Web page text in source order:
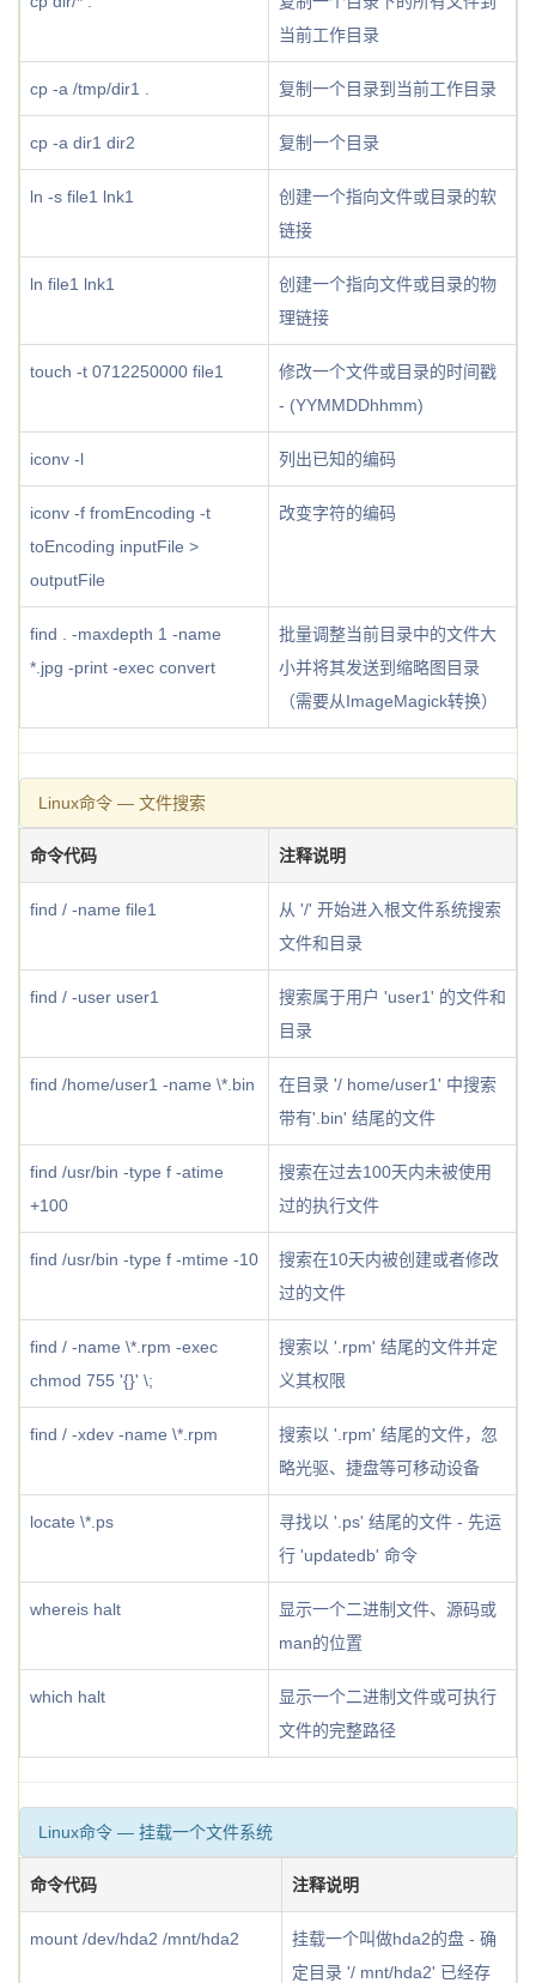
当前工作目录
cp -a /tmp/dir1 . 复制一个目录到当前工作目录
cp -a dir1 dir2 复制一个目录
ln -s file1 lnk1
创建一个指向文件或目录的软
链接
ln file1 lnk1
创建一个指向文件或目录的物
理链接
touch -t 0712250000 file1
修改一个文件或目录的时间戳
- (YYMMDDhhmm)
iconv -l 列出已知的编码
iconv -f fromEncoding -t
toEncoding inputFile >
outputFile
改变字符的编码
find . -maxdepth 1 -name
*.jpg -print -exec convert
批量调整当前目录中的文件大
小并将其发送到缩略图目录
（需要从ImageMagick转换）
Linux命令 — 文件搜索
命令代码 注释说明
find / -name file1
从 '/' 开始进入根文件系统搜索
文件和目录
find / -user user1
搜索属于用户 'user1' 的文件和
目录
find /home/user1 -name \*.bin
在目录 '/ home/user1' 中搜索
带有'.bin' 结尾的文件
find /usr/bin -type f -atime
+100
搜索在过去100天内未被使用
过的执行文件
find /usr/bin -type f -mtime -10
搜索在10天内被创建或者修改
过的文件
find / -name \*.rpm -exec
chmod 755 '{}' \;
搜索以 '.rpm' 结尾的文件并定
义其权限
find / -xdev -name \*.rpm
搜索以 '.rpm' 结尾的文件，忽
略光驱、捷盘等可移动设备
locate \*.ps
寻找以 '.ps' 结尾的文件 - 先运
行 'updatedb' 命令
whereis halt
显示一个二进制文件、源码或
man的位置
which halt
显示一个二进制文件或可执行
文件的完整路径
Linux命令 — 挂载一个文件系统
命令代码 注释说明
mount /dev/hda2 /mnt/hda2
挂载一个叫做hda2的盘 - 确
定目录 '/ mnt/hda2' 已经存